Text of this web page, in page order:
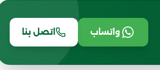
واتساب اتصل بنا